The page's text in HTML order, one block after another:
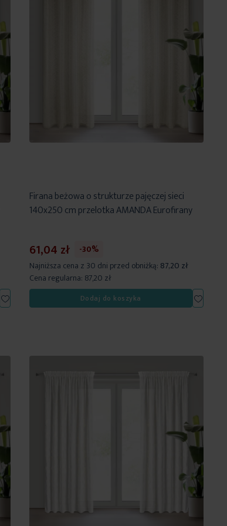
Dodaj
do
Firana beżowa o strukturze pajęczej sieci
140x250 cm przelotka AMANDA Eurofirany
61,04 zł
-30%
Najniższa cena z 30 dni przed obniżką: 87,20 zł
Cena regularna: 87,20 zł
Dodaj do koszyka
Dodaj
do